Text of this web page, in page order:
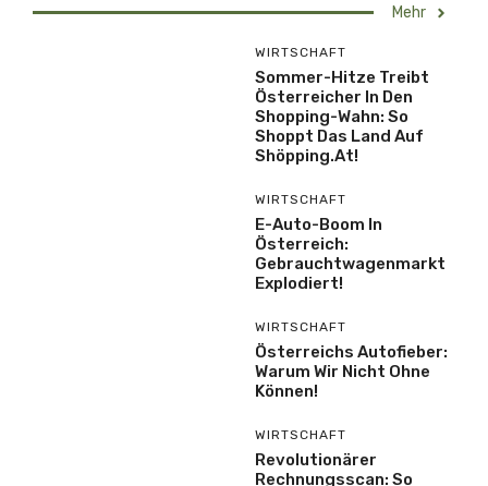
Mehr
WIRTSCHAFT
Sommer-Hitze Treibt
Österreicher In Den
Shopping-Wahn: So
Shoppt Das Land Auf
Shöpping.at!
WIRTSCHAFT
E-Auto-Boom In
Österreich:
Gebrauchtwagenmarkt
Explodiert!
WIRTSCHAFT
Österreichs Autofieber:
Warum Wir Nicht Ohne
Können!
WIRTSCHAFT
Revolutionärer
Rechnungsscan: So